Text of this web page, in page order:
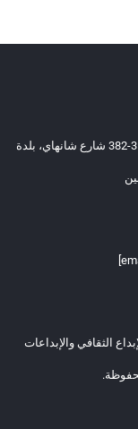
Add: البوابة 4، المبنى باء 2، حديقة ماشانغ للعلوم، 352-382 شارع شانهاي، بلدة
للإبداع الثقافي والإبداعات